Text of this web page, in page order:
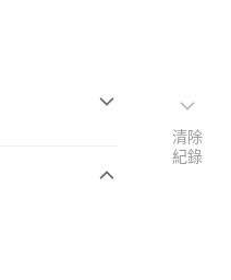
清除
紀錄